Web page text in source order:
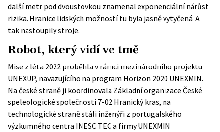
další metr pod dvoustovkou znamenal exponenciální nárůst
rizika. Hranice lidských možností tu byla jasně vytyčená. A
tak nastoupily stroje.
Robot, který vidí ve tmě
Mise z léta 2022 proběhla v rámci mezinárodního projektu
UNEXUP, navazujícího na program Horizon 2020 UNEXMIN.
Na české straně ji koordinovala Základní organizace České
speleologické společnosti 7-02 Hranický kras, na
technologické straně stáli inženýři z portugalského
výzkumného centra INESC TEC a firmy UNEXMIN